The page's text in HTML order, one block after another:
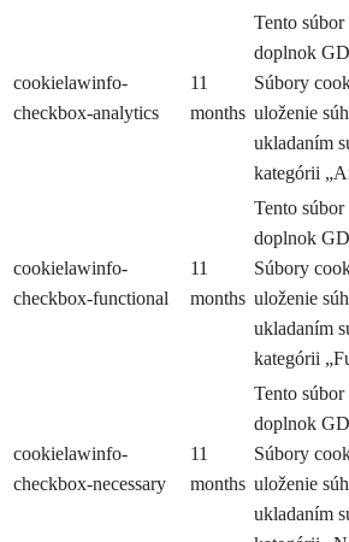
cookielawinfo-
checkbox-analytics
11
months
Tento
doplnok
Súbory
uloženie
ukladaním
kategórii
cookielawinfo-
checkbox-functional
11
months
Tento
doplnok
Súbory
uloženie
ukladaním
kategórii
cookielawinfo-
checkbox-necessary
11
months
Tento
doplnok
Súbory
uloženie
ukladaním